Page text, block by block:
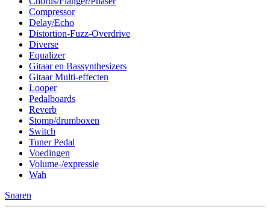
Compressor
Delay/Echo
Distortion-Fuzz-Overdrive
Diverse
Equalizer
Gitaar en Bassynthesizers
Gitaar Multi-effecten
Looper
Pedalboards
Reverb
Stomp/drumboxen
Switch
Tuner Pedal
Voedingen
Volume-/expressie
Wah
Snaren